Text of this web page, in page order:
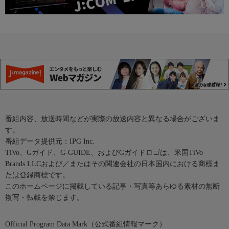
番組内容、放送時間などが実際の放送内容と異なる場合がございま
す。
番組データ提供元：IPG Inc.
TiVo、Gガイド、G-GUIDE、およびGガイドロゴは、米国TiVo
Brands LLCおよび／またはその関連会社の日本国内における商標ま
たは登録商標です。
このホームページに掲載している記事・写真等あらゆる素材の無断
複写・転載を禁じます。
Official Program Data Mark（公式番組情報マーク）